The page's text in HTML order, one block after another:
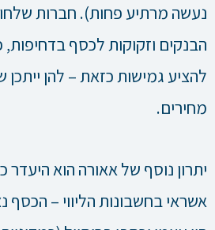
נעשה מרתיע פחות). חברות
הבנקים וזקוקות לכסף בדחיפות,
להציע גמישות כזאת – להן ייתכן
מחירים.
יתרון נוסף של אאורה הוא
אשראי בחשבונות הליווי – הכסף